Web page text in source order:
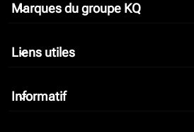
Marques du groupe KQ
keyboard_arrow_down
Liens utiles
keyboard_arrow_down
Informatif
keyboard_arrow_down